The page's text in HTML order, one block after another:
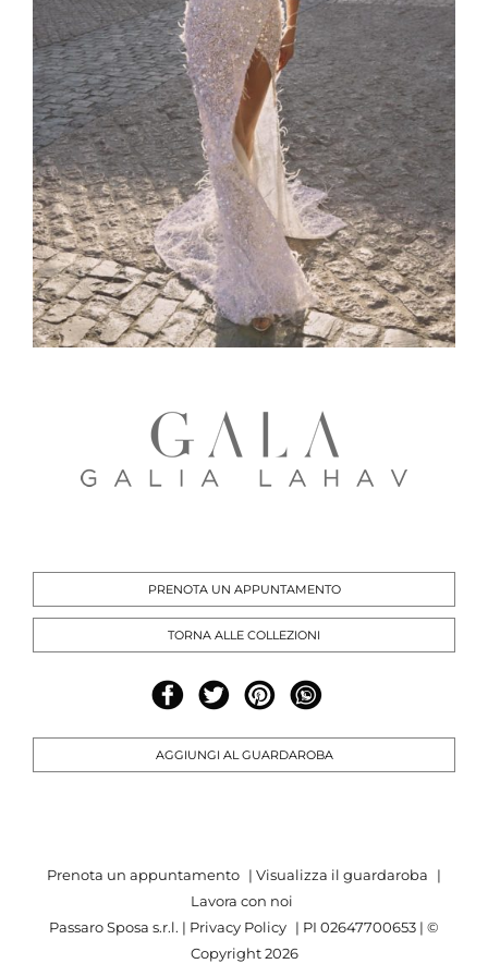
PRENOTA UN APPUNTAMENTO
TORNA ALLE COLLEZIONI
AGGIUNGI AL GUARDAROBA
Prenota un appuntamento | Visualizza il guardaroba
|
Lavora con noi
Passaro Sposa s.r.l. | Privacy Policy | PI 02647700653 | ©
Copyright2026